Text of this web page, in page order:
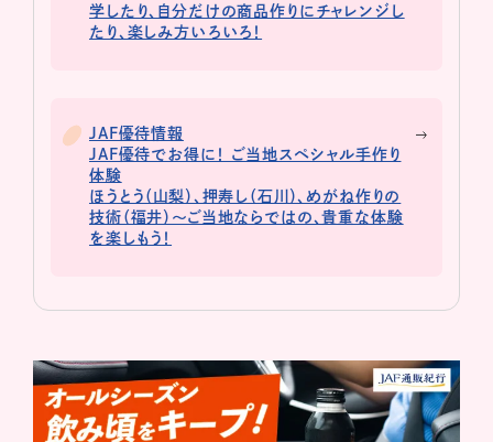
学したり、自分だけの商品作りにチャレンジし
たり、楽しみ方いろいろ！
JAF優待情報
JAF優待でお得に！ ご当地スペシャル手作り
体験
ほうとう（山梨）、押寿し（石川）、めがね作りの
技術（福井）〜ご当地ならではの、貴重な体験
を楽しもう！